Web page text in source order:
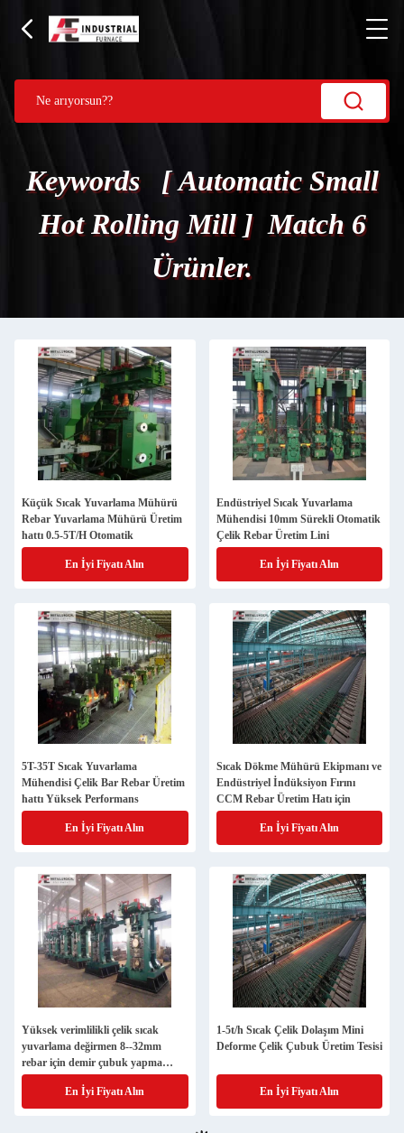
Keywords [ Automatic Small
Hot Rolling Mill ] Match 6
Ürünler.
Küçük Sıcak Yuvarlama Mühürü
Rebar Yuvarlama Mühürü Üretim
hattı 0.5-5T/H Otomatik
En İyi Fiyatı Alın
Endüstriyel Sıcak Yuvarlama
Mühendisi 10mm Sürekli Otomatik
Çelik Rebar Üretim Lini
En İyi Fiyatı Alın
5T-35T Sıcak Yuvarlama
Mühendisi Çelik Bar Rebar Üretim
hattı Yüksek Performans
En İyi Fiyatı Alın
Sıcak Dökme Mühürü Ekipmanı ve
Endüstriyel İndüksiyon Fırını
CCM Rebar Üretim Hatı için
En İyi Fiyatı Alın
Yüksek verimlilikli çelik sıcak
yuvarlama değirmen 8--32mm
rebar için demir çubuk yapma
makinesi
En İyi Fiyatı Alın
1-5t/h Sıcak Çelik Dolaşım Mini
Deforme Çelik Çubuk Üretim Tesisi
En İyi Fiyatı Alın